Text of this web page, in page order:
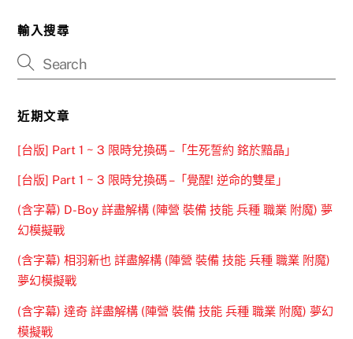
輸入搜尋
近期文章
[台版] Part 1 ~ 3 限時兌換碼 –「生死誓約 銘於黯晶」
[台版] Part 1 ~ 3 限時兌換碼 –「覺醒! 逆命的雙星」
(含字幕) D-Boy 詳盡解構 (陣營 裝備 技能 兵種 職業 附魔) 夢
幻模擬戰
(含字幕) 相羽新也 詳盡解構 (陣營 裝備 技能 兵種 職業 附魔)
夢幻模擬戰
(含字幕) 達奇 詳盡解構 (陣營 裝備 技能 兵種 職業 附魔) 夢幻
模擬戰